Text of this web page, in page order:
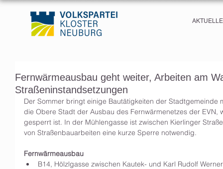
Fernwärmeausbau geht weiter, Arbeiten am
Straßeninstandsetzungen
Der Sommer bringt einige Bautätigkeiten der
die Obere Stadt der Ausbau des Fernwärmenetzes der
gesperrt ist. In der Mühlengasse ist zwischen Kierlinger
von Straßenbauarbeiten eine kurze Sperre notwendig.
Fernwärmeausbau
B14, Hölzlgasse zwischen Kautek- und Karl Rudolf